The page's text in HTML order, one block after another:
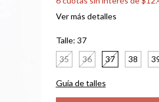
Ver más detalles
Talle: 37
35
36 37 38
Guía de talles